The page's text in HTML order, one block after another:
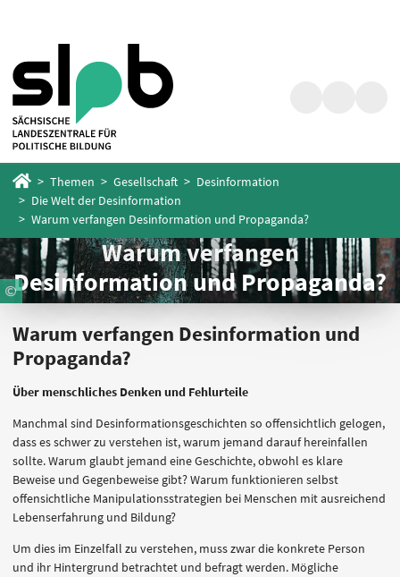
springen
springen
Startseite
Themen Gesellschaft
Desinformation
Die Welt der Desinformation
Warum verfangen Desinformation und Propaganda?
Warum verfangen
Desinformation und Propaganda?
Warum verfangen Desinformation und
Propaganda?
Über menschliches Denken und Fehlurteile
Manchmal sind Desinformationsgeschichten so offensichtlich gelogen,
dass es schwer zu verstehen ist, warum jemand darauf hereinfallen
sollte. Warum glaubt jemand eine Geschichte, obwohl es klare
Beweise und Gegenbeweise gibt? Warum funktionieren selbst
offensichtliche Manipulationsstrategien bei Menschen mit ausreichend
Lebenserfahrung und Bildung?
Um dies im Einzelfall zu verstehen, muss zwar die konkrete Person
und ihr Hintergrund betrachtet und befragt werden. Mögliche